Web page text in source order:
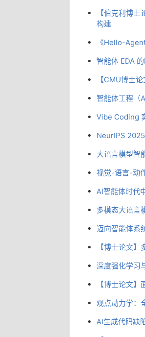
【伯克利博
构建
《Hello-
智能体 EDA
【CMU博士
智能体工程（
Vibe Coding
NeurIPS
大语言模型智
视觉-语言-动
AI智能体时代
多模态大语言
迈向智能体系
【博士论文
深度强化学习
【博士论文
观点动力学：
AI生成代码缺